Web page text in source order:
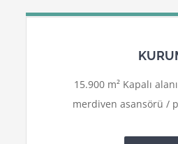
15.900 m² Kapalı
merdiven asansörü /